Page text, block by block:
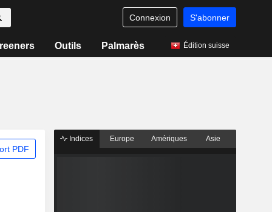
Connexion S'abonner
Outils Palmarès Édition suisse
PDF
Indices Europe Amériques Asie